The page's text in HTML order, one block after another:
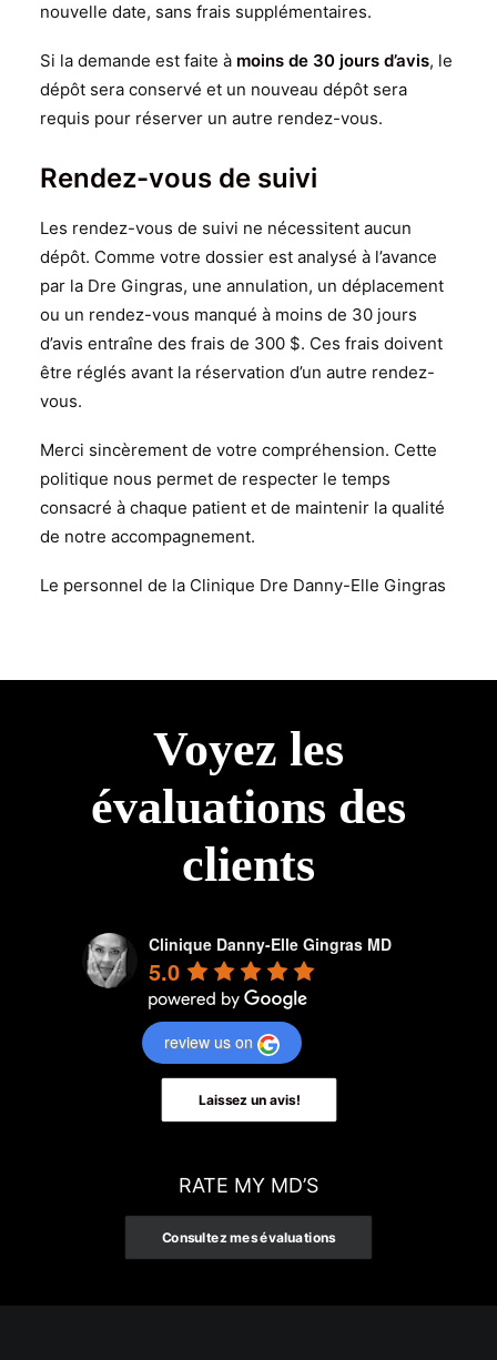
nouvelle date, sans frais supplémentaires.
Si la demande est faite à moins de 30 jours d’avis, le
dépôt sera conservé et un nouveau dépôt sera
requis pour réserver un autre rendez-vous.
Rendez-vous de suivi
Les rendez-vous de suivi ne nécessitent aucun
dépôt. Comme votre dossier est analysé à l’avance
par la Dre Gingras, une annulation, un déplacement
ou un rendez-vous manqué à moins de 30 jours
d’avis entraîne des frais de 300 $. Ces frais doivent
être réglés avant la réservation d’un autre rendez-
vous.
Merci sincèrement de votre compréhension. Cette
politique nous permet de respecter le temps
consacré à chaque patient et de maintenir la qualité
de notre accompagnement.
Le personnel de la Clinique Dre Danny-Elle Gingras
Voyez les
évaluations des
clients
Clinique Danny-Elle Gingras MD
5.0
review us on
Laissez un avis!
RATE MY MD’S
Consultez mes évaluations